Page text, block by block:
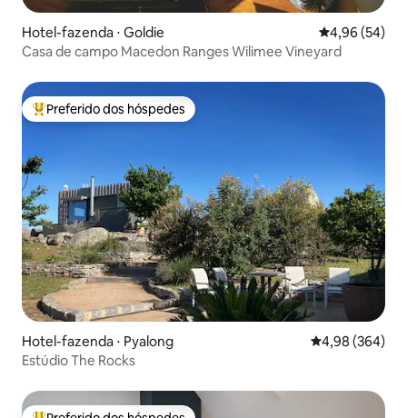
Hotel-fazenda ⋅ Goldie 4,96 de uma
4,96 (54)
Casa de campo Macedon Ranges Wilimee Vineyard
Entre os melhores preferidos dos hóspedes
Preferido dos hóspedes
Hotel-fazenda ⋅ Pyalong 4,98 de uma
4,98 (364)
Estúdio The Rocks